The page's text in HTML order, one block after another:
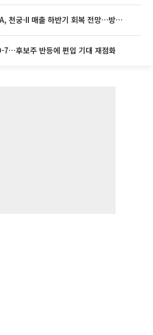
iM "LIG D&A, 천궁-II 매출 하반기 회복 전망…방산 톱픽 유지"
7…후보주 반등에 편입 기대 재점화